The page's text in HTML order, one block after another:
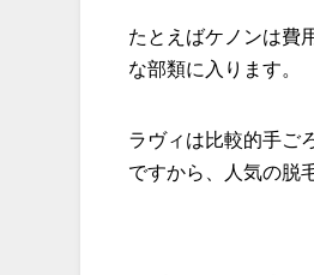
たとえばケノンは費
な部類に入ります。
ラヴィは比較的手ご
ですから、人気の脱